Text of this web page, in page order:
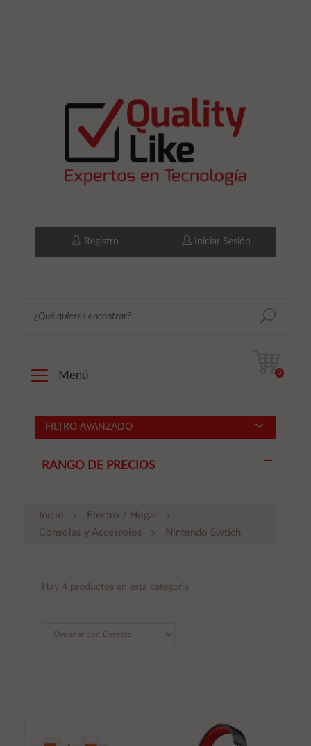
Registro Iniciar Sesión
Menú 0
FILTRO AVANZADO
RANGO DE PRECIOS
Inicio
Electro / Hogar
Consolas y Accesroios
Nintendo Swtich
Hay 4 productos en esta categoría